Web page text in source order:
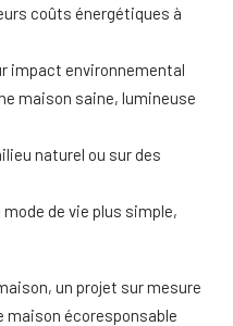
coûts énergétiques à
impact environnemental
maison saine, lumineuse
naturel ou sur des
de vie plus simple,
un projet sur mesure
maison écoresponsable